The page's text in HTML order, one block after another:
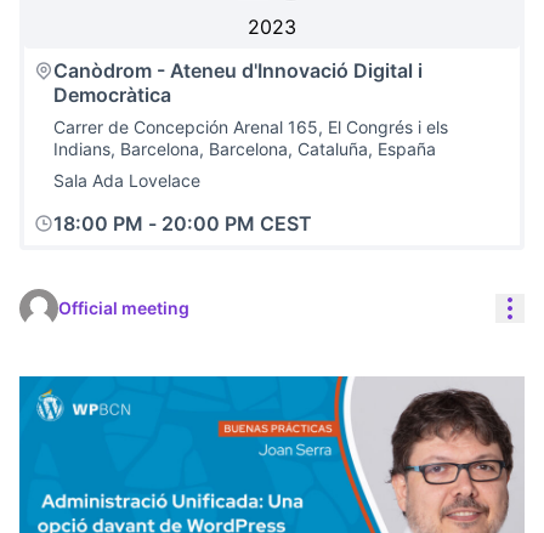
2023
Canòdrom - Ateneu d'Innovació Digital i
Democràtica
Carrer de Concepción Arenal 165, El Congrés i els
Indians, Barcelona, Barcelona, Cataluña, España
Sala Ada Lovelace
18:00 PM - 20:00 PM CEST
Official meeting